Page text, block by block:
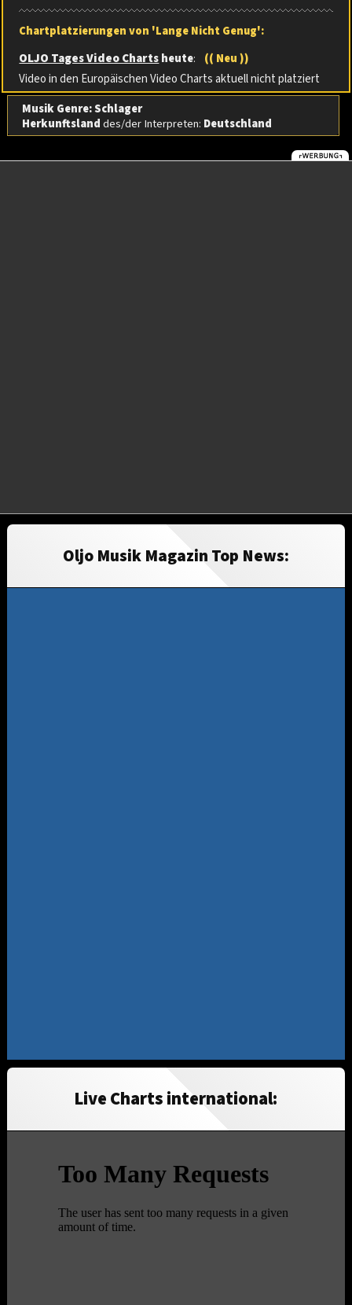
Chartplatzierungen von 'Lange Nicht Genug':
OLJO Tages Video Chartsheute:
(( Neu ))
Video in den Europäischen Video Charts aktuell nicht platziert
Musik Genre: Schlager
Herkunftslanddes/der Interpreten: Deutschland
Oljo Musik Magazin Top News:
Live Charts international: